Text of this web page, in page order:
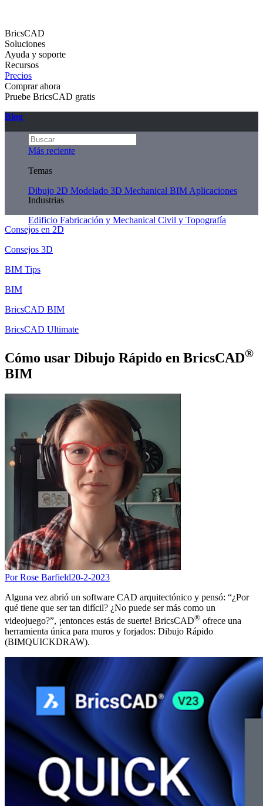
BricsCAD
Soluciones
Ayuda y soporte
Recursos
Precios
Comprar ahora
Pruebe BricsCAD gratis
Blog
Más reciente
Temas
Dibujo 2D Modelado 3D Mechanical BIM Aplicaciones
Industrias
Edificio Fabricación y Mechanical Civil y Topografía
Consejos en 2D
Consejos 3D
BIM Tips
BIM
BricsCAD BIM
BricsCAD Ultimate
Cómo usar Dibujo Rápido en BricsCAD®
BIM
Por Rose Barfield20-2-2023
Alguna vez abrió un software CAD arquitectónico y pensó: “¿Por
qué tiene que ser tan difícil? ¿No puede ser más como un
videojuego?”, ¡entonces estás de suerte! BricsCAD® ofrece una
herramienta única para muros y forjados: Dibujo Rápido
(BIMQUICKDRAW).